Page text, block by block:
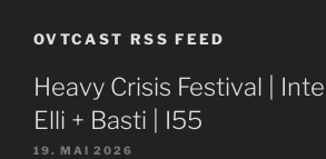
OVTCAST RSS FEED
Heavy Crisis Festival |
Elli + Basti | I55
19. MAI 2026